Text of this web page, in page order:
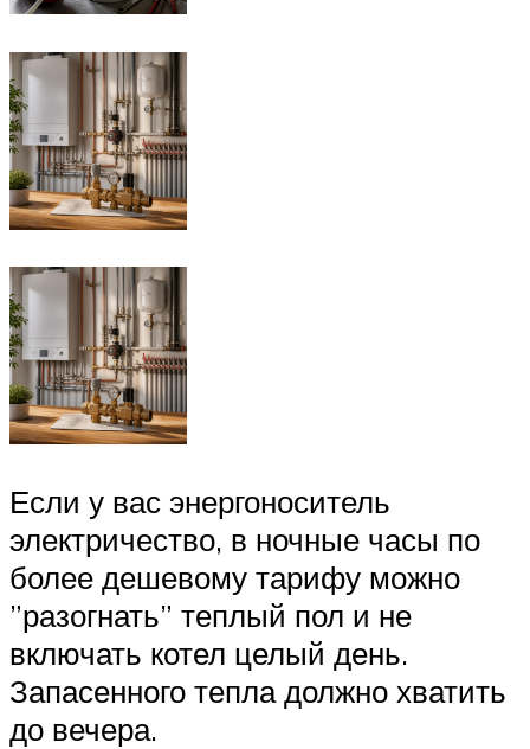
Если у вас энергоноситель
электричество, в ночные часы по
более дешевому тарифу можно
”разогнать” теплый пол и не
включать котел целый день.
Запасенного тепла должно хватить
до вечера.